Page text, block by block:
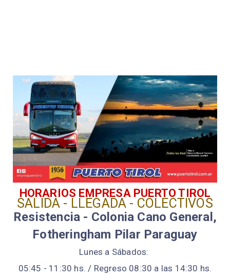
HORARIOS EMPRESA PUERTO TIROL
SALIDA - LLEGADA - COLECTIVOS
Resistencia - Colonia Cano General,
Fotheringham Pilar Paraguay
Lunes a Sábados:
05:45 - 11:30 hs. / Regreso 08:30 a las 14:30 hs.